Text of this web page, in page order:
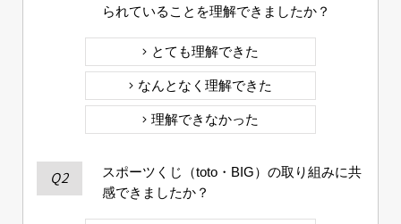
られていることを理解できましたか？
とても理解できた
なんとなく理解できた
理解できなかった
Q2
スポーツくじ（toto・BIG）の取り組みに共
感できましたか？